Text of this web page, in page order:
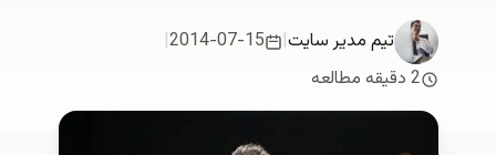
تیم مدیر سایت|
2014-07-15
|
2 دقیقه مطالعه